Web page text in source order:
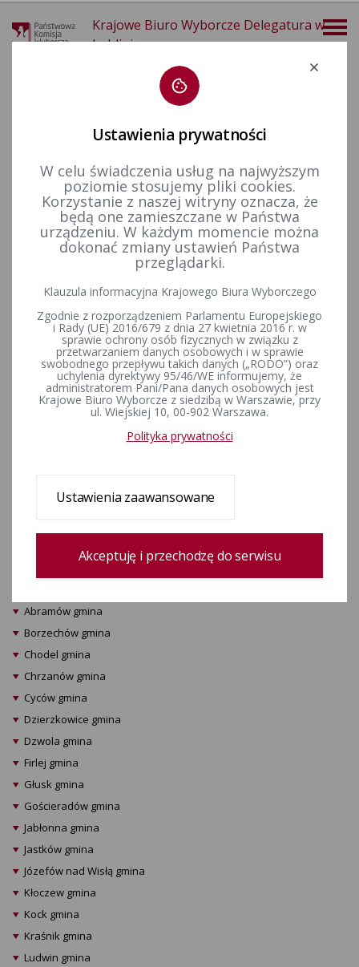
Krajowe Biuro Wyborcze Delegatura w
Lublinie
Wybory do Parlamentu Europejskiego Wybory do Parlamentu Europejskiego w 2019&nbsp;r.
Komunikaty komisarzy wyborczych
Informacje Komisarzy Wyborczych w Lublinie o możliwości dokonania zgłoszenia kandydata do losowania, o miejscu, dacie i godzinie przeprowadzenia losowania. Uzupełnienia składu obwodowej komisji wyborczej.
Informacje Komisarzy
Wyborczych w Lublinie o
możliwości dokonania
zgłoszenia kandydata do
losowania, o miejscu, dacie i
godzinie przeprowadzenia
losowania. Uzupełnienia
wyborczej.
ZAŁĄCZNIKI
Abramów gmina
Borzechów gmina
Chodel gmina
Chrzanów gmina
Cyców gmina
Dzierzkowice gmina
Dzwola gmina
Firlej gmina
Głusk gmina
Gościeradów gmina
Jabłonna gmina
Jastków gmina
Józefów nad Wisłą gmina
Kłoczew gmina
Kock gmina
Kraśnik gmina
Ludwin gmina
Ustawienia prywatności
W celu świadczenia usług na najwyższym
poziomie stosujemy pliki cookies.
Korzystanie z naszej witryny oznacza, że
będą one zamieszczane w Państwa
urządzeniu. W każdym momencie można
dokonać zmiany ustawień Państwa
przeglądarki.
Klauzula informacyjna Krajowego Biura Wyborczego
Zgodnie z rozporządzeniem Parlamentu Europejskiego
i Rady (UE) 2016/679 z dnia 27 kwietnia 2016 r. w
sprawie ochrony osób fizycznych w związku z
przetwarzaniem danych osobowych i w sprawie
swobodnego przepływu takich danych („RODO”) oraz
uchylenia dyrektywy 95/46/WE informujemy, że
administratorem Pani/Pana danych osobowych jest
Krajowe Biuro Wyborcze z siedzibą w Warszawie, przy
ul. Wiejskiej 10, 00-902 Warszawa.
Polityka prywatności
Ustawienia zaawansowane
Akceptuję i przechodzę do serwisu